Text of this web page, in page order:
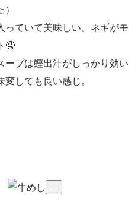
っていて美味しい。ネギがモ
🤤
ープは鰹出汁がしっかり効い
しても良い感じ。